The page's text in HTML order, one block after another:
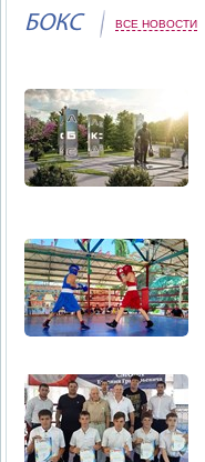
БОКС ВСЕ НОВОСТИ